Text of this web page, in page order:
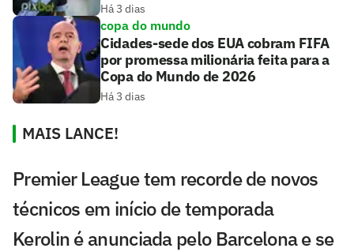
Há 3 dias
copa do mundo
Cidades-sede dos EUA cobram FIFA
por promessa milionária feita para a
Copa do Mundo de 2026
Há 3 dias
MAIS LANCE!
Premier League tem recorde de novos
técnicos em início de temporada
Kerolin é anunciada pelo Barcelona e se